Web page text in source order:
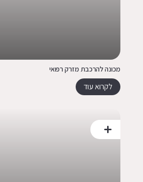
מכונה להרכבת מזרק רפואי
לקרוא עוד